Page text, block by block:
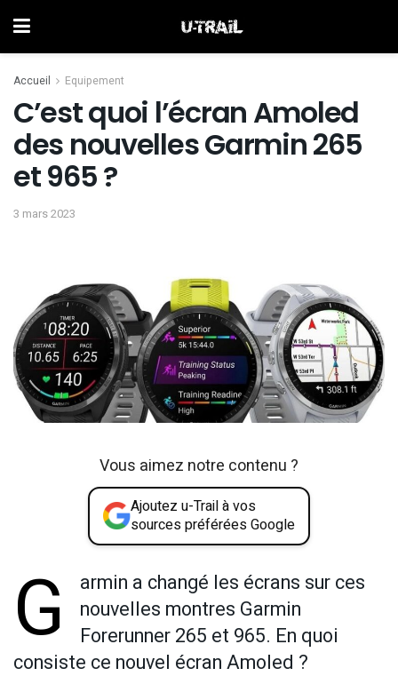
Accueil Equipement
C’est quoi l’écran Amoled
des nouvelles Garmin 265
et 965 ?
3 mars 2023
Vous aimez notre contenu ?
Ajoutez u-Trail à vos
sources préférées Google
G
armin a changé les écrans sur ces
nouvelles montres Garmin
Forerunner 265 et 965. En quoi
consiste ce nouvel écran Amoled ?